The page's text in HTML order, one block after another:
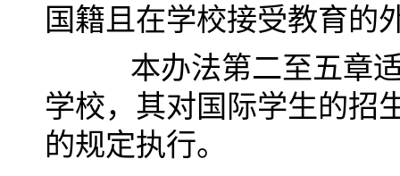
国籍且在学校接受教育的
本办法第二至五章适
学校，其对国际学生的招
的规定执行。